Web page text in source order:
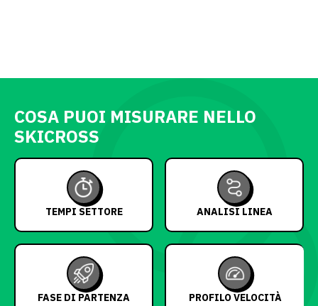
COSA PUOI MISURARE NELLO
SKICROSS
TEMPI SETTORE ANALISI LINEA
FASE DI PARTENZA PROFILO VELOCITÀ